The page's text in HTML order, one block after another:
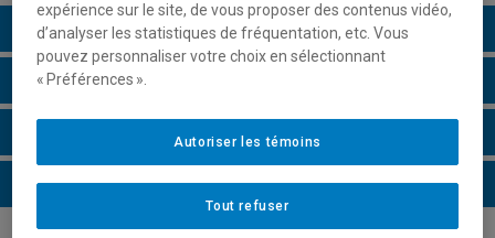
Description du cours
Horaire - Été 2026
Horaire - Automne 2026
Horaire - Hiver 2027
expérience sur le site, de vous proposer des contenus vidéo,
d’analyser les statistiques de fréquentation, etc. Vous
pouvez personnaliser votre choix en sélectionnant
« Préférences ».
Tout refuser
Autoriser les témoins